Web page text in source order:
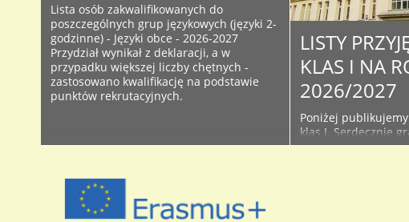
Lista osób zakwalifikowanych do
poszczególnych grup językowych (języki 2-
godzinne) - Języki obce - 2026-2027
Przydział wynikał z deklaracji, a w
przypadku większej liczby chętnych -
zastosowano kwalifikację na podstawie
punktów rekrutacyjnych.
LISTY
KLAS I NA
2026/2027
Poniżej
klas I. Serdecznie
śledzić bieżące